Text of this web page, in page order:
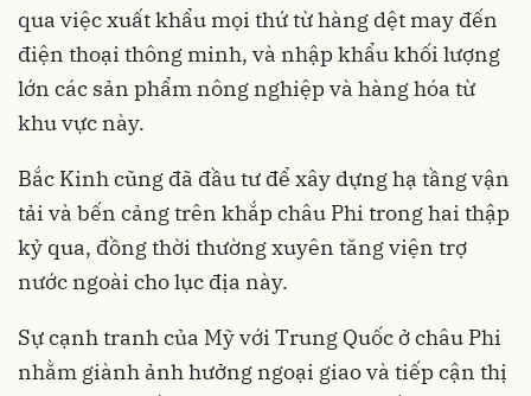
qua việc xuất khẩu mọi thứ từ hàng dệt may đến
điện thoại thông minh, và nhập khẩu khối lượng
lớn các sản phẩm nông nghiệp và hàng hóa từ
khu vực này.
Bắc Kinh cũng đã đầu tư để xây dựng hạ tầng vận
tải và bến cảng trên khắp châu Phi trong hai thập
kỷ qua, đồng thời thường xuyên tăng viện trợ
nước ngoài cho lục địa này.
Sự cạnh tranh của Mỹ với Trung Quốc ở châu Phi
nhằm giành ảnh hưởng ngoại giao và tiếp cận thị